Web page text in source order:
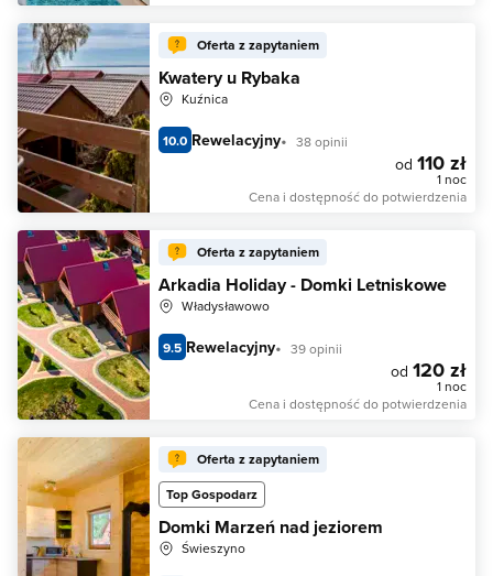
Oferta z zapytaniem
Kwatery u Rybaka
Kuźnica
10.0 Rewelacyjny 38 opinii
od 110 zł
1 noc
Cena i dostępność do potwierdzenia
Oferta z zapytaniem
Arkadia Holiday - Domki Letniskowe
Władysławowo
9.5 Rewelacyjny 39 opinii
od 120 zł
1 noc
Cena i dostępność do potwierdzenia
Oferta z zapytaniem
Top Gospodarz
Domki Marzeń nad jeziorem
Świeszyno